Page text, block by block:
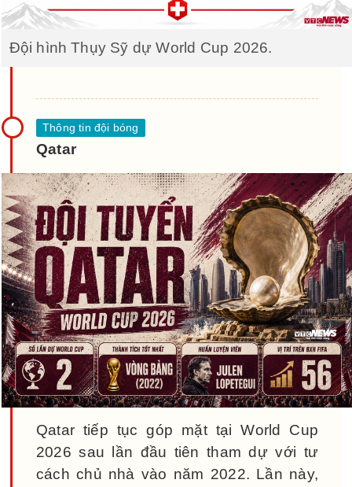
Đội hình Thụy Sỹ dự World Cup 2026.
Qatar
Qatar tiếp tục góp mặt tại World Cup
2026 sau lần đầu tiên tham dự với tư
cách chủ nhà vào năm 2022. Lần này,